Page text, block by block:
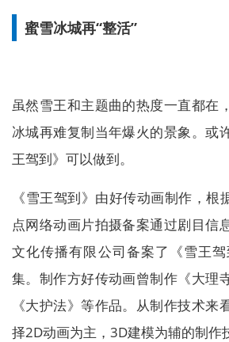
蜜雪冰城再“整活”
虽然雪王和主题曲的热度一直都在
冰城再难复制当年爆火的景象。或
王驾到》可以做到。
《雪王驾到》由好传动画制作，
点网络动画片拍摄备案通过剧目信
文化传播有限公司备案了《雪王
集。制作方好传动画曾制作《大理
《大护法》等作品。从制作技术来
择2D动画为主，3D建模为辅的制作